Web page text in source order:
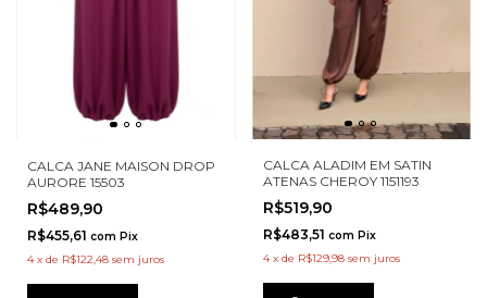
CALCA JANE MAISON DROP
AURORE 15503
R$489,90
R$455,61 com Pix
4 x de R$122,48 sem juros
CALCA ALADIM EM SATIN
ATENAS CHEROY 1151193
R$519,90
R$483,51 com Pix
4 x de R$129,98 sem juros